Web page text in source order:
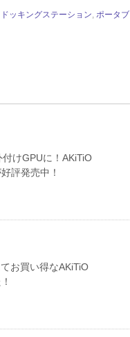
ドッキングステーション ポータブ
けGPUに！AKiTiO
評発売中！
お買い得なAKiTiO